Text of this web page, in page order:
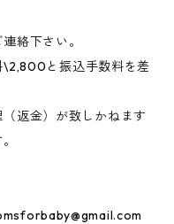
絡下さい。
\2,800と振込手数料を差
返金）が致しかねます